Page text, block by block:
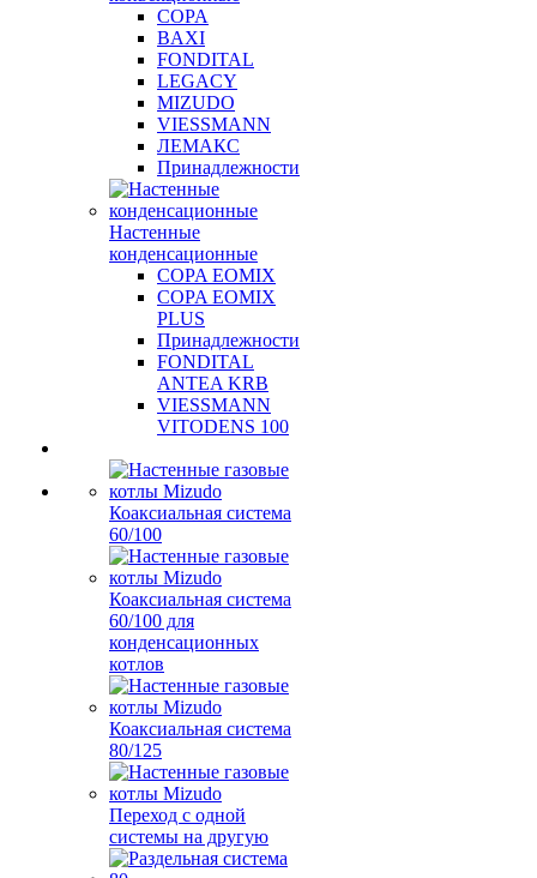
COPA
BAXI
FONDITAL
LEGACY
MIZUDO
VIESSMANN
ЛЕМАКС
Принадлежности
Настенные
конденсационные
COPA EOMIX
COPA EOMIX
PLUS
Принадлежности
FONDITAL
ANTEA KRB
VIESSMANN
VITODENS 100
Коаксиальная система
60/100
Коаксиальная система
60/100 для
конденсационных
котлов
Коаксиальная система
80/125
Переход с одной
системы на другую